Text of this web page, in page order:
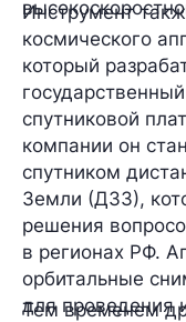
Инструмент
космического
который
спутниковой
компании он
спутником
Земли (ДЗЗ),
решения
в регионах РФ.
орбитальные
для проведения
Тем временем